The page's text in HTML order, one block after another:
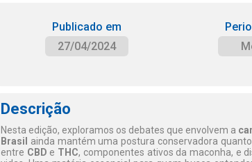
Publicado em
27/04/2024
Descrição
Nesta edição, exploramos os debates que envolvem a
Brasil
ainda mantém uma postura conservadora
entre CBD e THC, componentes ativos da maconha, e